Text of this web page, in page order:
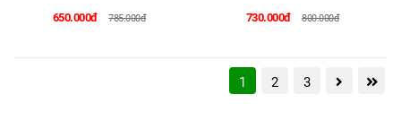
650.000đ
785.000đ
730.000đ
800.000đ
1 2 3